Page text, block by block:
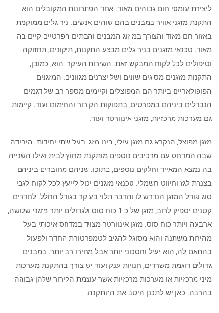
ליצירת עומסי חום גבוהים מאוד. אחד הפתרונות המקובלים הוא
התקנת מזגני אוויר במבנים בהם שוהים אנשים. ניר גלים ממוקמת
באזור חם מאוד והצורך במיזוג המבנים והבתים הפרטיים קיים בה
מאוד. טכנאי מזגנים בניר גלים מבצע התקנות, תיקונים, תחזוקה
וטיפולים לכל לקוח המבקש זאת. השירות העיקרי הוא, כמובן,
התקנות מזגנים מסוגים שונים ושל יצרנים מגוונים. המזגנים
הפופולאריים ביותר הם המפוצלים וקיימים מספר רב של דגמים
הנבדלים ביניהם במפרטים, בתפוקות הקירור והחימום ועוד. קיימות
גם מערכות מרכזיות, מזגני אינוורטר ועוד.
מזגן מפוצל, הנקרא גם מזגן עילי, הינו מזגן בעל שתי יחידות. היחידה
שבה המדחס עם מרכיבים נוספים מותקנת מחוץ לבית ואילו השנייה
בה נמצא המאייד וחלקים נוספים, בתוכו. שניהם מחוברים ביניהם
בצנרת לגז וחיווט חשמלי. טכנאי מזגנים יכול לייעץ לכל לקוח לגבי
סוג וגודל המזגן הנדרש לו והדבר תלוי בעיקר בגודל החלל. לחדרים
קטנים יספיק לרוב, מזגן של כ 1 כוח סוס ולגדולים יותר מזגני שלושה,
ארבעה ויותר כוח סוס. מזגן אינוורטר מצויד במדחס איכותי בעל
מהירות משתנה והוא מסוגל להגיב לטמפרטורת החדר ולפעול
בהתאם לה, הוא יעיל וחסכוני יותר אבל מחירו רב יותר. במבנים
גדולים דוגמת משרדים, חנויות ענק ועוד יש צורך בהתקנת מערכות
מיני מרכזיות או מערכות מרכזיות אשר עוצמת הקירור שלהן גבוהה
בהרבה. כאן יש לתכנן היטב את ההתקנה.